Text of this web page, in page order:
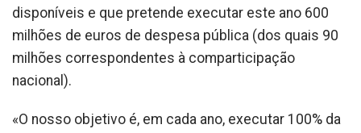
disponíveis e que pretende executar este ano 600
milhões de euros de despesa pública (dos quais 90
milhões correspondentes à comparticipação
nacional).
«O nosso objetivo é, em cada ano, executar 100% da